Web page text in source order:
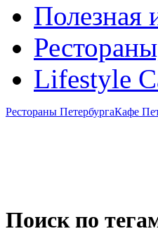
Полезная
Lifestyle
Рестораны ПетербургаКафе
Поиск по